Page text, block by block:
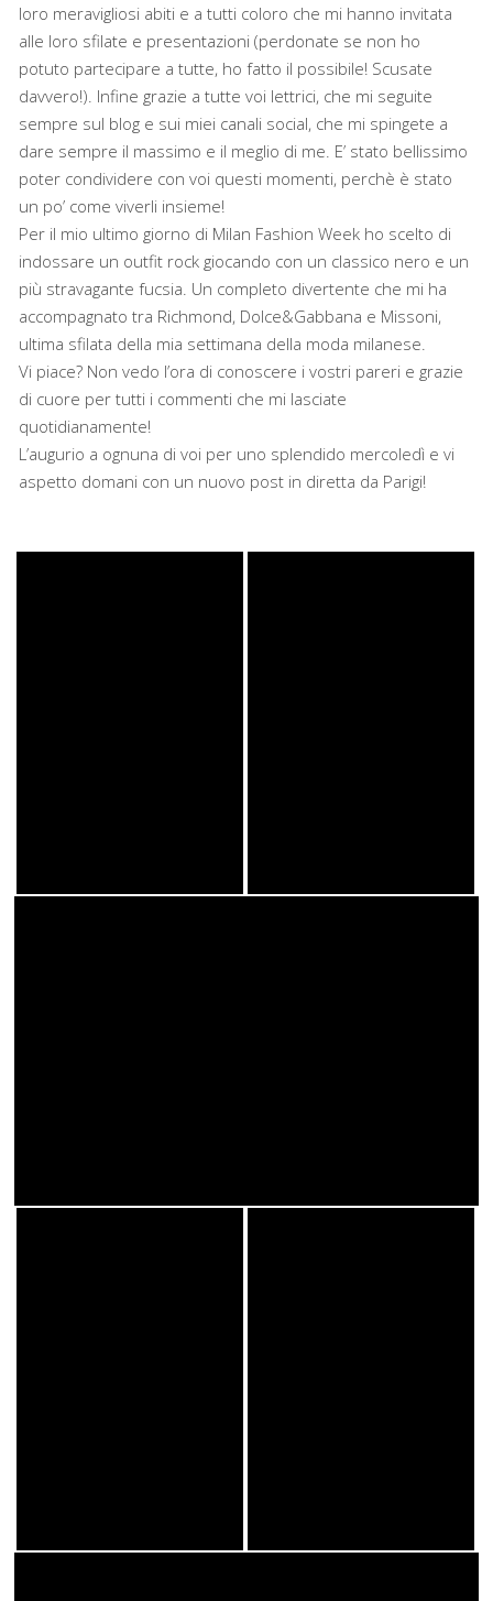
loro meravigliosi abiti e a tutti coloro che mi hanno invitata
alle loro sfilate e presentazioni (perdonate se non ho
potuto partecipare a tutte, ho fatto il possibile! Scusate
davvero!). Infine grazie a tutte voi lettrici, che mi seguite
sempre sul blog e sui miei canali social, che mi spingete a
dare sempre il massimo e il meglio di me. E’ stato bellissimo
poter condividere con voi questi momenti, perchè è stato
un po’ come viverli insieme!
Per il mio ultimo giorno di Milan Fashion Week ho scelto di
indossare un outfit rock giocando con un classico nero e un
più stravagante fucsia. Un completo divertente che mi ha
accompagnato tra Richmond, Dolce&Gabbana e Missoni,
ultima sfilata della mia settimana della moda milanese.
Vi piace? Non vedo l’ora di conoscere i vostri pareri e grazie
di cuore per tutti i commenti che mi lasciate
quotidianamente!
L’augurio a ognuna di voi per uno splendido mercoledì e vi
aspetto domani con un nuovo post in diretta da Parigi!